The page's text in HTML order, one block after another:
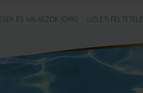
ÉS VÁLASZOK (GYIK) ŰZLETI